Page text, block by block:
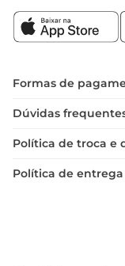
Formas de
Dúvidas
Política de troca e
Política de entrega